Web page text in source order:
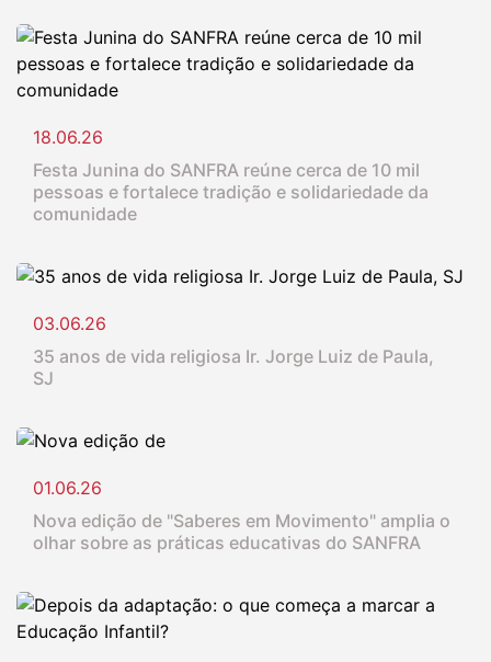
18.06.26
Festa Junina do SANFRA reúne cerca de 10 mil
pessoas e fortalece tradição e solidariedade da
comunidade
03.06.26
35 anos de vida religiosa Ir. Jorge Luiz de Paula,
SJ
01.06.26
Nova edição de "Saberes em Movimento" amplia o
olhar sobre as práticas educativas do SANFRA